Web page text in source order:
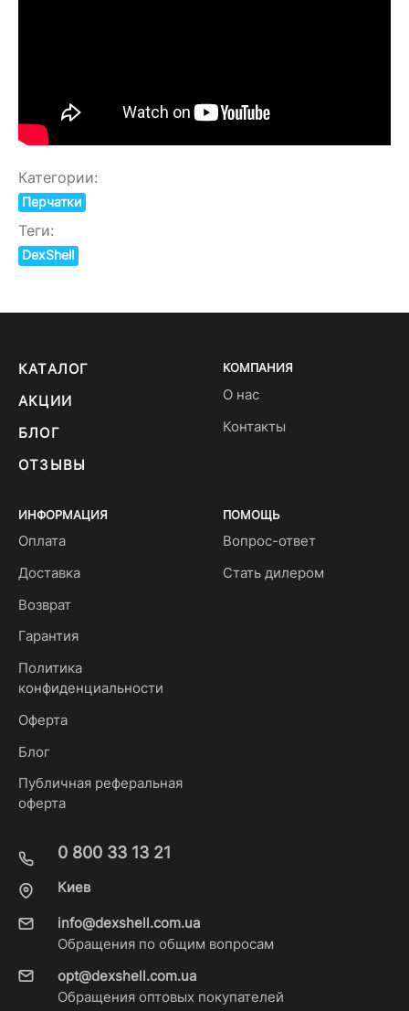
Категории:
Перчатки
Теги:
DexShell
КАТАЛОГ
АКЦИИ
БЛОГ
ОТЗЫВЫ
КОМПАНИЯ
О нас
Контакты
ИНФОРМАЦИЯ
Оплата
Доставка
Возврат
Гарантия
Политика
конфиденциальности
Оферта
Блог
Публичная реферальная
оферта
ПОМОЩЬ
Вопрос-ответ
Стать дилером
0 800 33 13 21
Киев
info@dexshell.com.ua
Обращения по общим вопросам
opt@dexshell.com.ua
Обращения оптовых покупателей